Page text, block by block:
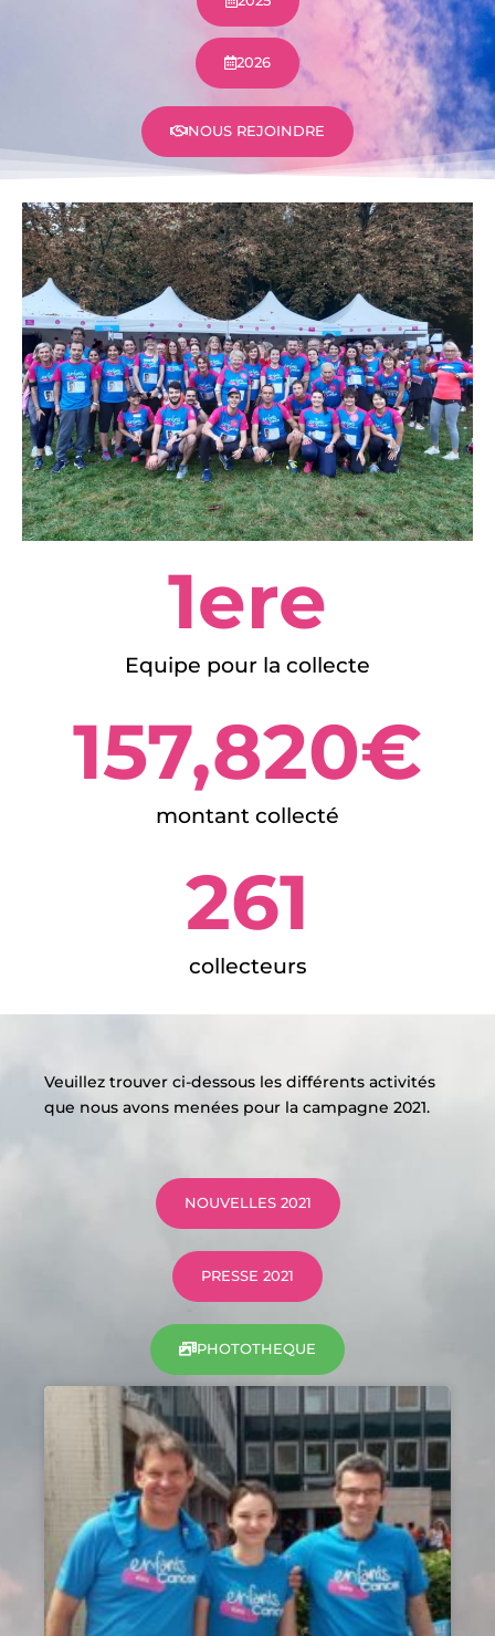
2026
NOUS REJOINDRE
Equipe pour la collecte
1ere
montant collecté
157,820€
collecteurs
261
Veuillez trouver ci-dessous les différents activités
que nous avons menées pour la campagne 2021.
NOUVELLES 2021
PRESSE 2021
PHOTOTHEQUE
P
g
e
a
g
e